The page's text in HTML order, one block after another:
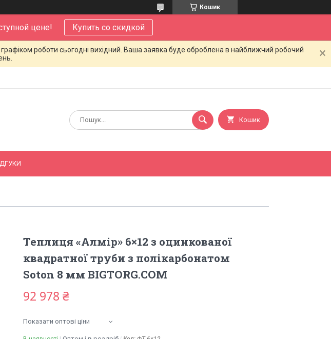
Кошик
цене! Купить со скидкой
роботи сьогодні вихідний. Ваша заявка буде оброблена в найближчий робочий
Кошик
Теплиця «Алмір» 6×12 з оцинкованої
квадратної труби з полікарбонатом
Soton 8 мм BIGTORG.COM
92 978 ₴
Показати оптові ціни